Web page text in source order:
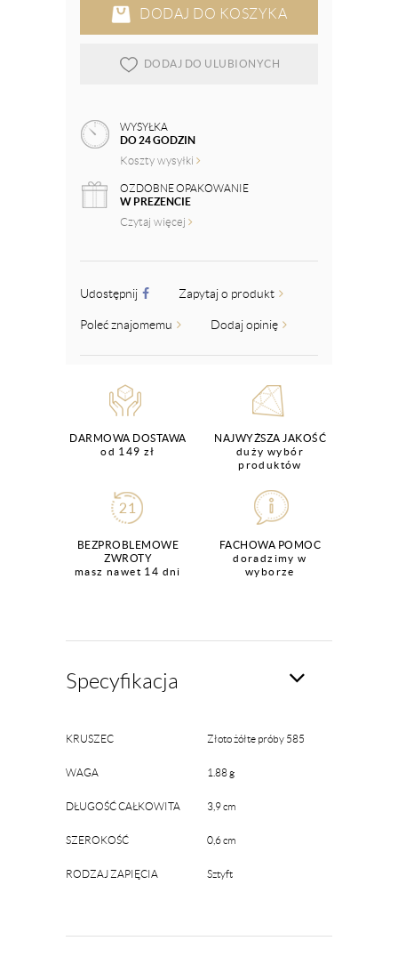
DODAJ DO KOSZYKA
DODAJ DO ULUBIONYCH
WYSYŁKA
DO 24 GODZIN
Koszty wysyłki
OZDOBNE OPAKOWANIE
W PREZENCIE
Czytaj więcej
Udostępnij Zapytaj o produkt
Poleć znajomemu Dodaj opinię
DARMOWA DOSTAWA
od 149 zł
NAJWYŻSZA JAKOŚĆ
duży wybór
produktów
BEZPROBLEMOWE
ZWROTY
masz nawet 14 dni
FACHOWA POMOC
doradzimy w
wyborze
Specyfikacja
KRUSZEC Złoto żółte próby 585
WAGA 1.88 g
DŁUGOŚĆ CAŁKOWITA 3,9 cm
SZEROKOŚĆ 0,6 cm
RODZAJ ZAPIĘCIA Sztyft